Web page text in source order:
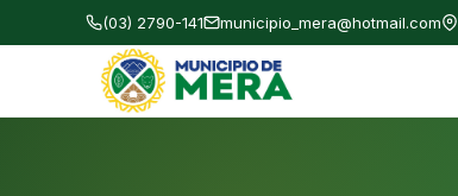
(03) 2790-141 municipio_mera@hotmail.com
Gobierno Autónomo Descentralizado